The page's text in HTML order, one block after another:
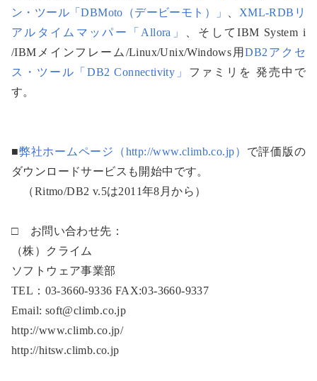
ン・ツール「DBMoto（デービーモト）」
XML-RDBリ
アルタイムマッパー「Allora」
、そしてIBM System i
/IBMメインフレーム/Linux/Unix/Windows用DB2アクセ
ス・ツール「DB2 Connectivity」 ファミリを 発売中で
す。
■弊社ホームページ（http://www.climb.co.jp） で評価版の
ダウンロードサービスも開始中です。
（Ritmo/DB2 v.5は2011年8月から）
□ お問い合わせ先：
（株）クライム
ソフトウェア事業部
TEL：03-3660-9336 FAX:03-3660-9337
Email: soft@climb.co.jp
http://www.climb.co.jp/
http://hitsw.climb.co.jp